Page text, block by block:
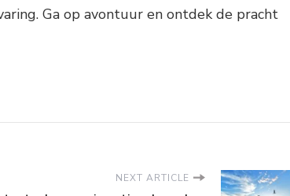
Ga op avontuur en ontdek de pracht
NEXT ARTICLE